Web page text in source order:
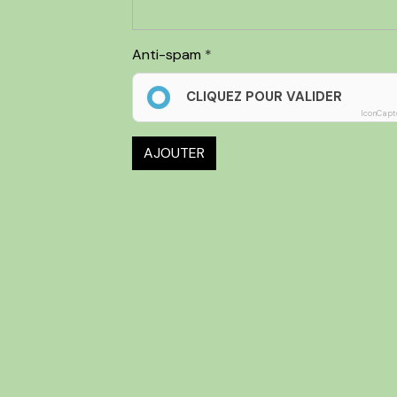
Anti-spam
CLIQUEZ POUR VALIDER
AJOUTER